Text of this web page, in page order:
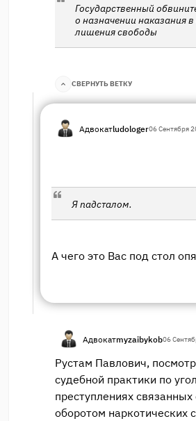
Государственный
о назначении наказания в
лишения свободы
СВЕРНУТЬ ВЕТКУ
Адвокатludologer06 Сентября
Я падсталом.
А чего это Вас под стол
Адвокатmyzaibykob06
Рустам Павлович,
судебной практики по
преступлениях
оборотом наркотических